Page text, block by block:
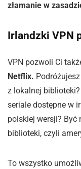
złamanie w
Irlandzki VPN
VPN pozwoli Ci
Netflix.
z lokalnej
seriale dostępne w
polskiej wersji? Być
biblioteki, czyli
To wszystko